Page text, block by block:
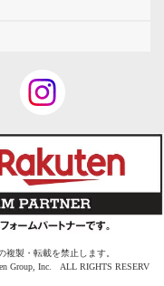
製・転載を禁止します。
Group, Inc. ALL RIGHTS RESERV